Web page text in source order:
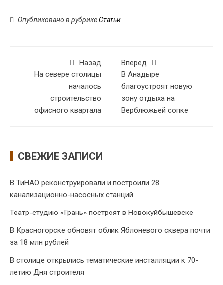
Опубликовано в рубрикеСтатьи
Назад
На севере столицы
началось
строительство
офисного квартала
Вперед
В Анадыре
благоустроят новую
зону отдыха на
Верблюжьей сопке
СВЕЖИЕ ЗАПИСИ
В ТиНАО реконструировали и построили 28
канализационно-насосных станций
Театр-студию «Грань» построят в Новокуйбышевске
В Красногорске обновят облик Яблоневого сквера почти
за 18 млн рублей
В столице открылись тематические инсталляции к 70-
летию Дня строителя